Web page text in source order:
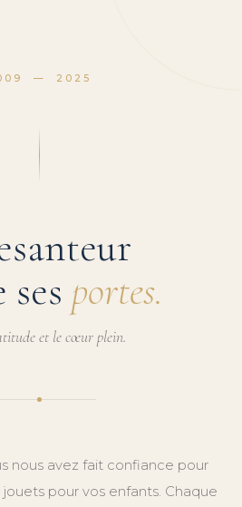
— 2025
portes.
et le cœur plein.
nous avez fait confiance pour
pour vos enfants. Chaque